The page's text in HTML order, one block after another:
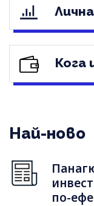
Кога
Най-ново
по-